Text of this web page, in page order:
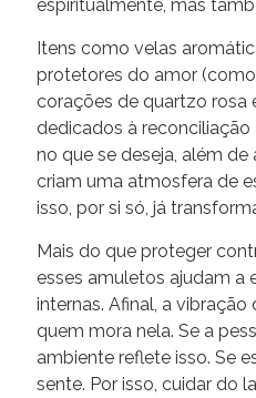
espiritualmente, mas
Itens como velas
protetores do amor (como
corações de quartzo rosa
dedicados à
no que se deseja, além
criam uma atmosfera de
isso, por si só, já
Mais do que proteger
esses amuletos ajudam a
internas. Afinal, a
quem mora nela. Se a
ambiente reflete isso. Se
sente. Por isso, cuidar do